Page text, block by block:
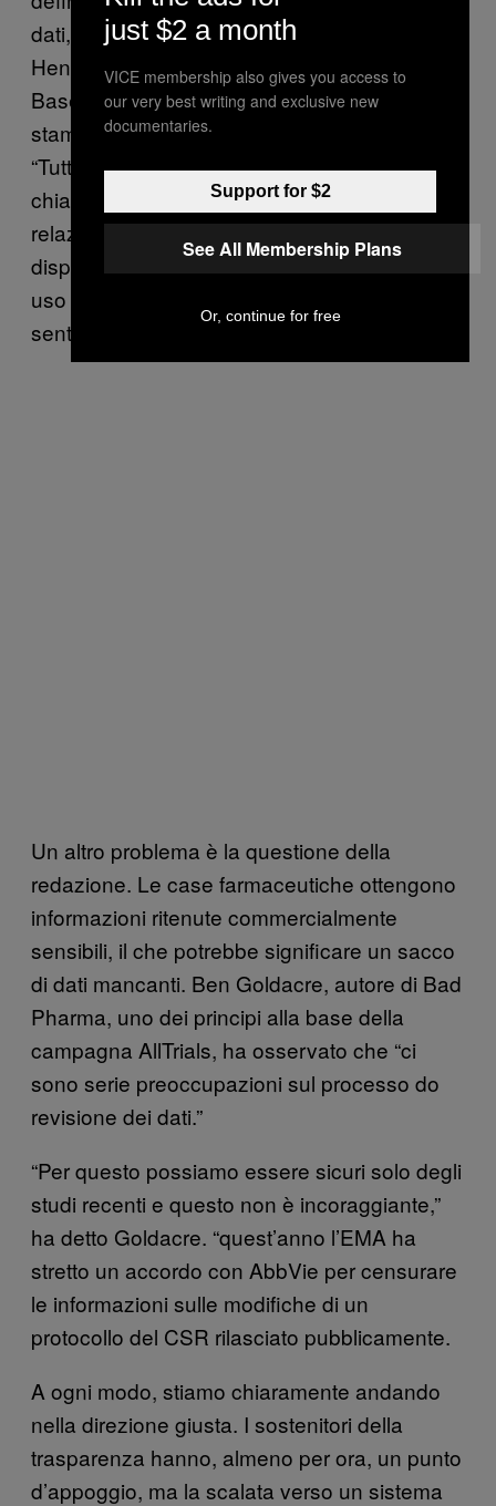
dati, sia ora che in futuro,” ha affermato Carl
Heneghan, direttore del Centre for Evidence
Based Medicine di Oxford, in un comunicato
stampapubbilcato sul sito web AllTrials
“Tuttavia, ciò che dimostra inoltre
chiaramente è la necessità di garantire che le
relazioni sugli studi clinici siano rese
disponibili per tutti quei farmaci che sono in
uso oggi e per quei farmaci anteriori a questa
sentenza.”
Un altro problema è la questione della
redazione. Le case farmaceutiche ottengono
informazioni ritenute commercialmente
sensibili, il che potrebbe significare un sacco
di dati mancanti. Ben Goldacre, autore di Bad
Pharma, uno dei principi alla base della
campagna AllTrials, ha osservato che “ci
sono serie preoccupazioni sul processo do
revisione dei dati.”
“Per questo possiamo essere sicuri solo degli
studi recenti e questo non è incoraggiante,”
ha detto Goldacre. “quest’anno l’EMA ha
stretto un accordo con AbbVie per censurare
le informazioni sulle modifiche di un
protocollo del CSR rilasciato pubblicamente.
A ogni modo, stiamo chiaramente andando
nella direzione giusta. I sostenitori della
trasparenza hanno, almeno per ora, un punto
d’appoggio, ma la scalata verso un sistema
just $2 a month
VICE membership also gives you access to
our very best writing and exclusive new
documentaries.
Support for $2
See All Membership Plans
Or, continue for free